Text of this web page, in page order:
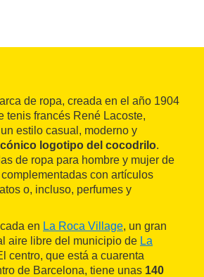
de ropa, creada en el año 1904
tenis francés René Lacoste,
estilo casual, moderno y
logotipo del cocodrilo.
de ropa para hombre y mujer de
con artículos
o, incluso, perfumes y
en La Roca Village, un gran
aire libre del municipio de La
centro, que está a cuarenta
de Barcelona, tiene unas 140